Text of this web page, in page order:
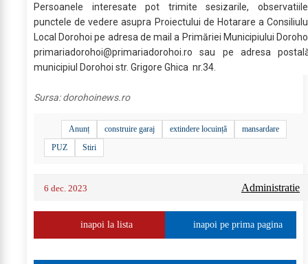
Persoanele interesate pot trimite sesizarile,
punctele de vedere asupra Proiectului de Hotarare a
Local Dorohoi pe adresa de mail a Primăriei Municipiului
primariadorohoi@primariadorohoi.ro sau pe adresa
municipiul Dorohoi str. Grigore Ghica nr.34.
Sursa:dorohoinews.ro
Anunț construire garaj extindere locuință
mansardare
PUZ
Stiri
6 dec. 2023 Administratie
inapoi la lista inapoi pe prima pagina